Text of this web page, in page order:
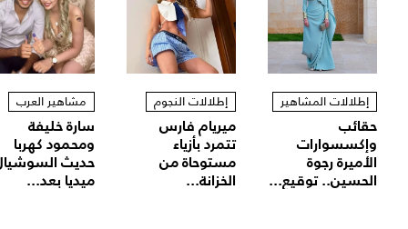
إطلالات المشاهير
حقائب
وإكسسوارات
الأميرة رجوة
الحسين.. توقيع...
إطلالات النجوم
ميريام فارس
تتمرد بأزياء
مستوحاة من
الخزانة...
مشاهير العرب
سارة خليفة
ومحمود كهربا
حديث
ميديا بعد...